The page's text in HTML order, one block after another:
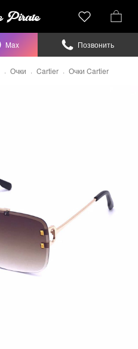
Очки Cartier Очки Cartier
Max Позвонить